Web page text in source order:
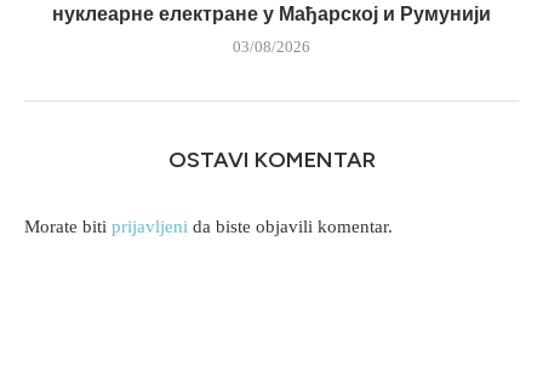
нуклеарне електране у Мађарској и Румунији
03/08/2026
OSTAVI KOMENTAR
Morate biti prijavljeni da biste objavili komentar.